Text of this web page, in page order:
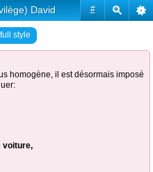
#
David
style
homogène, il est désormais imposé
voiture,